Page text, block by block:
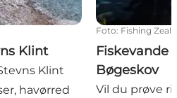
Klint
Klint
havørred
Foto: Fishing
Fiskevande
Bøgeskov
Vil du prøve